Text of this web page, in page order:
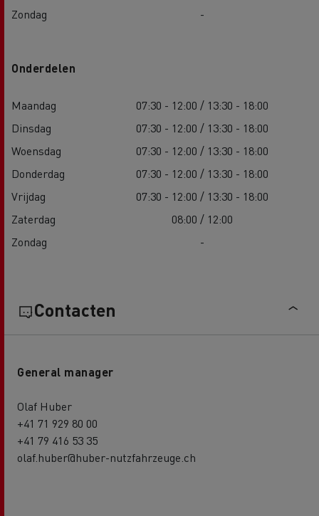
Zondag
-
Onderdelen
Maandag
07:30 - 12:00 / 13:30 - 18:00
Dinsdag
07:30 - 12:00 / 13:30 - 18:00
Woensdag
07:30 - 12:00 / 13:30 - 18:00
Donderdag
07:30 - 12:00 / 13:30 - 18:00
Vrijdag
07:30 - 12:00 / 13:30 - 18:00
Zaterdag
08:00 / 12:00
Zondag
-
Contacten
General manager
Olaf Huber
+41 71 929 80 00
+41 79 416 53 35
olaf.huber@huber-nutzfahrzeuge.ch